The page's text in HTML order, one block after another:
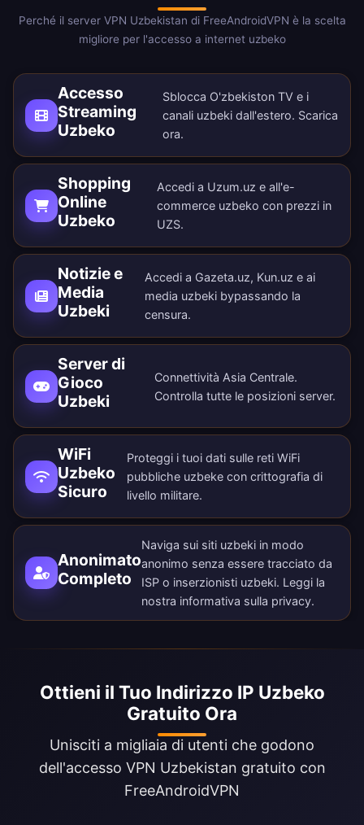
Perché il server VPN Uzbekistan di FreeAndroidVPN è la scelta
migliore per l'accesso a internet uzbeko
Accesso
Streaming
Uzbeko
Sblocca O'zbekiston TV e i
canali uzbeki dall'estero. Scarica
ora.
Shopping
Online
Uzbeko
Accedi a Uzum.uz e all'e-
commerce uzbeko con prezzi in
UZS.
Notizie e
Media
Uzbeki
Accedi a Gazeta.uz, Kun.uz e ai
media uzbeki bypassando la
censura.
Server di
Gioco
Uzbeki
Connettività Asia Centrale.
Controlla tutte le posizioni server.
WiFi
Uzbeko
Sicuro
Proteggi i tuoi dati sulle reti WiFi
pubbliche uzbeke con crittografia di
livello militare.
Anonimato
Completo
Naviga sui siti uzbeki in modo
anonimo senza essere tracciato da
ISP o inserzionisti uzbeki. Leggi la
nostra informativa sulla privacy.
Ottieni il Tuo Indirizzo IP Uzbeko
Gratuito Ora
Unisciti a migliaia di utenti che godono
dell'accesso VPN Uzbekistan gratuito con
FreeAndroidVPN